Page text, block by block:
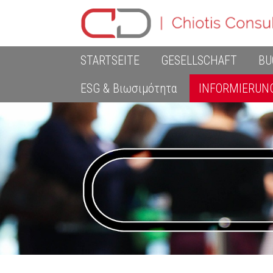
STARTSEITE GESELLSCHAFT
ESG & Βιωσιμότητα